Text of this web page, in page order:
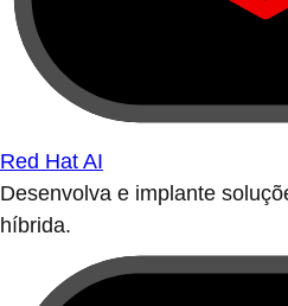
Red Hat AI
Desenvolva e implante
híbrida.